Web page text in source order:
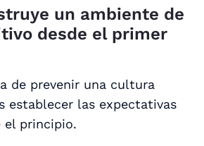
un ambiente de
desde el primer
de prevenir una cultura
establecer las expectativas
el principio.